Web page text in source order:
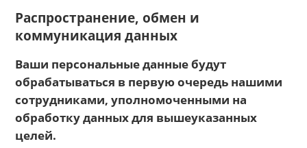
Распространение, обмен и
коммуникация данных
Ваши персональные данные будут
обрабатываться в первую очередь нашими
сотрудниками, уполномоченными на
обработку данных для вышеуказанных
целей.